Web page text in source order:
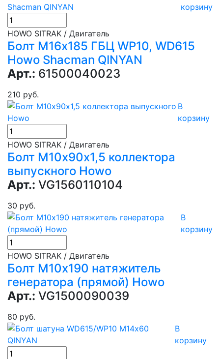
корзину
HOWO SITRAK / Двигатель
Болт М16х185 ГБЦ WP10, WD615
Howo Shacman QINYAN
Арт.: 61500040023
210 руб.
В
корзину
HOWO SITRAK / Двигатель
Болт М10х90х1,5 коллектора
выпускного Howo
Арт.: VG1560110104
30 руб.
В
корзину
HOWO SITRAK / Двигатель
Болт М10х190 натяжитель
генератора (прямой) Howo
Арт.: VG1500090039
80 руб.
В
корзину